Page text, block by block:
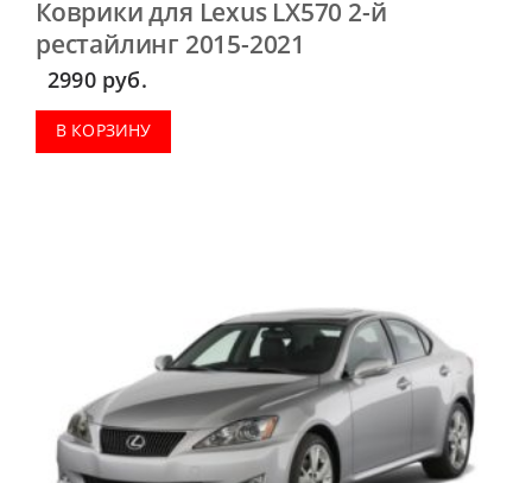
Коврики для Lexus LX570 2-й
рестайлинг 2015-2021
2990 руб.
В КОРЗИНУ